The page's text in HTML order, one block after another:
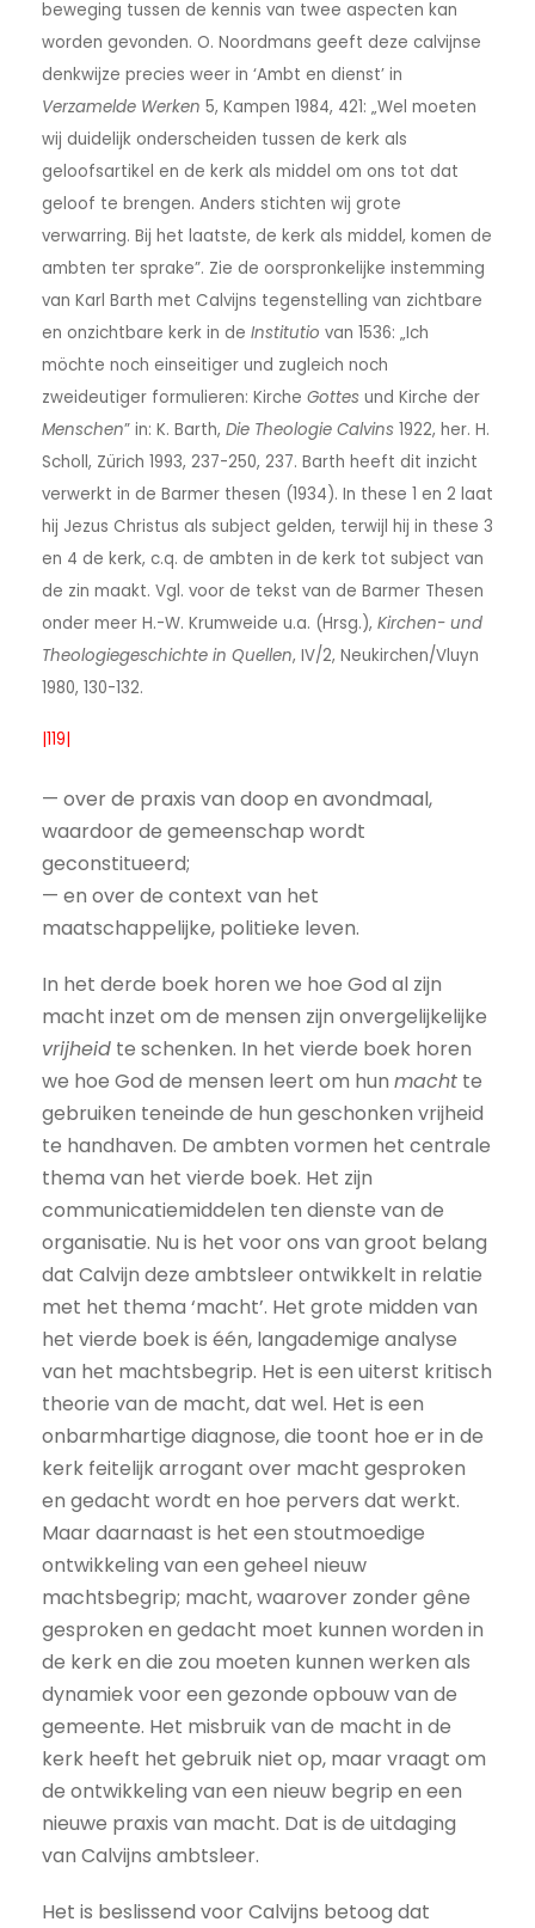
beweging tussen de kennis van twee aspecten kan
worden gevonden. O. Noordmans geeft deze calvijnse
denkwijze precies weer in ‘Ambt en dienst’ in
Verzamelde Werken 5, Kampen 1984, 421: „Wel moeten
wij duidelijk onderscheiden tussen de kerk als
geloofsartikel en de kerk als middel om ons tot dat
geloof te brengen. Anders stichten wij grote
verwarring. Bij het laatste, de kerk als middel, komen de
ambten ter sprake”. Zie de oorspronkelijke instemming
van Karl Barth met Calvijns tegenstelling van zichtbare
en onzichtbare kerk in de Institutio van 1536: „Ich
möchte noch einseitiger und zugleich noch
zweideutiger formulieren: Kirche Gottes und Kirche der
Menschen” in: K. Barth, Die Theologie Calvins 1922, her. H.
Scholl, Zürich 1993, 237-250, 237. Barth heeft dit inzicht
verwerkt in de Barmer thesen (1934). In these 1 en 2 laat
hij Jezus Christus als subject gelden, terwijl hij in these 3
en 4 de kerk, c.q. de ambten in de kerk tot subject van
de zin maakt. Vgl. voor de tekst van de Barmer Thesen
onder meer H.-W. Krumweide u.a. (Hrsg.), Kirchen- und
Theologiegeschichte in Quellen, IV/2, Neukirchen/Vluyn
1980, 130-132.
|119|
— over de praxis van doop en avondmaal,
waardoor de gemeenschap wordt
geconstitueerd;
— en over de context van het
maatschappelijke, politieke leven.
In het derde boek horen we hoe God al zijn
macht inzet om de mensen zijn onvergelijkelijke
vrijheid te schenken. In het vierde boek horen
we hoe God de mensen leert om hun macht te
gebruiken teneinde de hun geschonken vrijheid
te handhaven. De ambten vormen het centrale
thema van het vierde boek. Het zijn
communicatiemiddelen ten dienste van de
organisatie. Nu is het voor ons van groot belang
dat Calvijn deze ambtsleer ontwikkelt in relatie
met het thema ‘macht’. Het grote midden van
het vierde boek is één, langademige analyse
van het machtsbegrip. Het is een uiterst kritisch
theorie van de macht, dat wel. Het is een
onbarmhartige diagnose, die toont hoe er in de
kerk feitelijk arrogant over macht gesproken
en gedacht wordt en hoe pervers dat werkt.
Maar daarnaast is het een stoutmoedige
ontwikkeling van een geheel nieuw
machtsbegrip; macht, waarover zonder gêne
gesproken en gedacht moet kunnen worden in
de kerk en die zou moeten kunnen werken als
dynamiek voor een gezonde opbouw van de
gemeente. Het misbruik van de macht in de
kerk heeft het gebruik niet op, maar vraagt om
de ontwikkeling van een nieuw begrip en een
nieuwe praxis van macht. Dat is de uitdaging
van Calvijns ambtsleer.
Het is beslissend voor Calvijns betoog dat